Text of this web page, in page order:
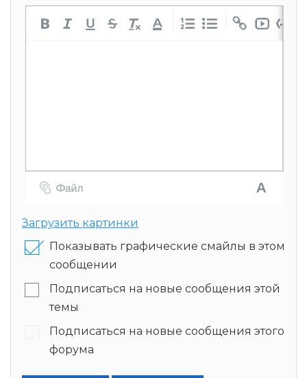
Загрузить картинки
Показывать графические смайлы в этом
сообщении
Подписаться на новые сообщения этой
темы
Подписаться на новые сообщения этого
форума